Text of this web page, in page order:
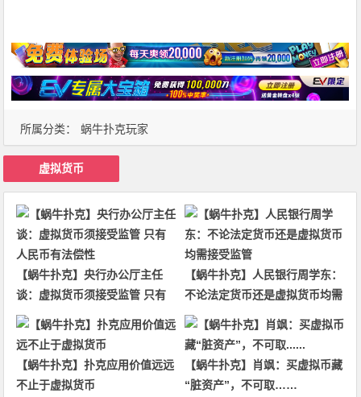
所属分类： 蜗牛扑克玩家
虚拟货币
【蜗牛扑克】央行办公厅主任
谈：虚拟货币须接受监管 只有
人民币有法偿性
【蜗牛扑克】人民银行周学东：
不论法定货币还是虚拟货币均需
接受监管
【蜗牛扑克】扑克应用价值远远
不止于虚拟货币
【蜗牛扑克】肖飒：买虚拟币藏
“脏资产”，不可取……